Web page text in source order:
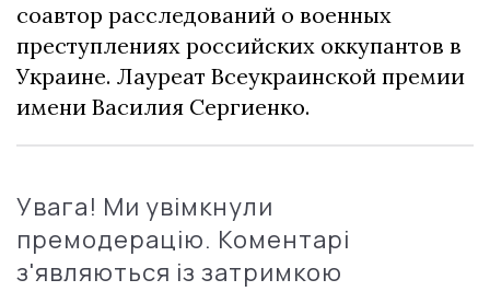
соавтор расследований о военных
преступлениях российских оккупантов в
Украине. Лауреат Всеукраинской премии
имени Василия Сергиенко.
Увага! Ми увімкнули
премодерацію. Коментарі
з'являються із затримкою